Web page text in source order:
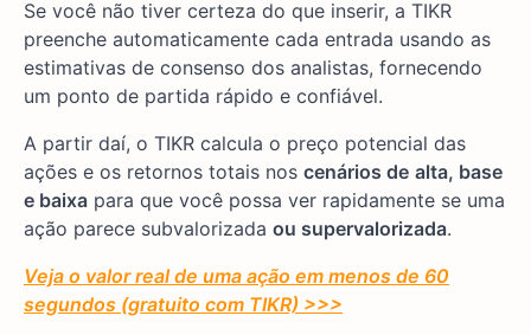
Se você não tiver certeza do que inserir, a TIKR
preenche automaticamente cada entrada usando as
estimativas de consenso dos analistas, fornecendo
um ponto de partida rápido e confiável.
A partir daí, o TIKR calcula o preço potencial das
ações e os retornos totais nos cenários de alta, base
e baixa para que você possa ver rapidamente se uma
ação parece subvalorizada ou supervalorizada.
Veja o valor real de uma ação em menos de 60
segundos (gratuito com TIKR) >>>